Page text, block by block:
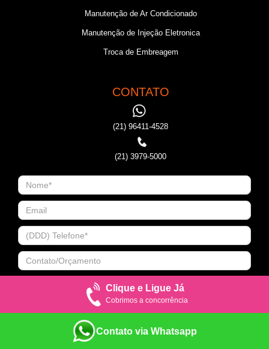
Manutenção de Ar Condicionado
Manutenção de Injeção Eletronica
Troca de Embreagem
CONTATO
(21) 96411-4528
(21) 3979-5000
Clique e Ligue Já
Cobrimos a concorrência
Contato via Whatsapp